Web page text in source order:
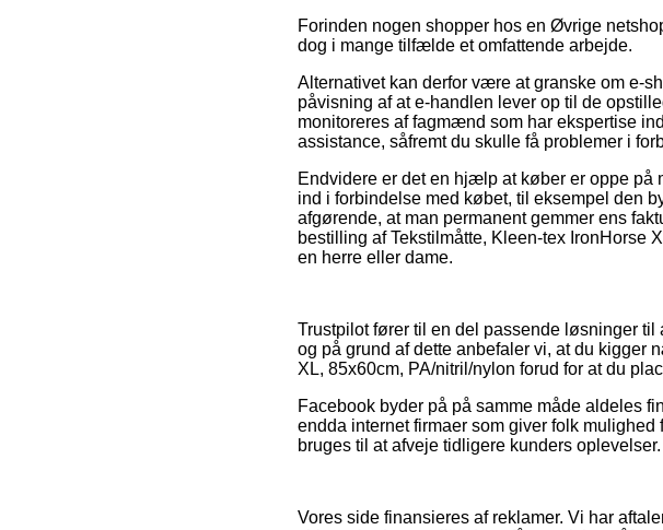
Forinden nogen shopper hos en Øvrige
dog i mange tilfælde et omfattende arbejde.
Alternativet kan derfor være at granske om e-
påvisning af at e-handlen lever op til de
monitoreres af fagmænd som har ekspertise
assistance, såfremt du skulle få problemer i
Endvidere er det en hjælp at køber er oppe
ind i forbindelse med købet, til eksempel den
afgørende, at man permanent gemmer ens
bestilling af Tekstilmåtte, Kleen-tex IronHorse
en herre eller dame.
Trustpilot fører til en del passende løsninger
og på grund af dette anbefaler vi, at du kigger
XL, 85x60cm, PA/nitril/nylon forud for at du
Facebook byder på på samme måde aldeles
endda internet firmaer som giver folk
bruges til at afveje tidligere kunders oplevelser.
Vores side finansieres af reklamer. Vi har